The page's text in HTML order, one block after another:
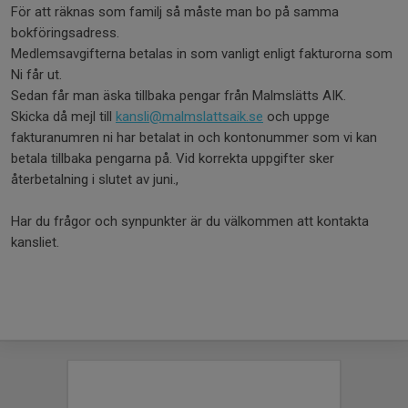
För att räknas som familj så måste man bo på samma
bokföringsadress.
Medlemsavgifterna betalas in som vanligt enligt fakturorna som
Ni får ut.
Sedan får man äska tillbaka pengar från Malmslätts AIK.
Skicka då mejl till kansli@malmslattsaik.se och uppge
fakturanumren ni har betalat in och kontonummer som vi kan
betala tillbaka pengarna på. Vid korrekta uppgifter sker
återbetalning i slutet av juni.,
Har du frågor och synpunkter är du välkommen att kontakta
kansliet.